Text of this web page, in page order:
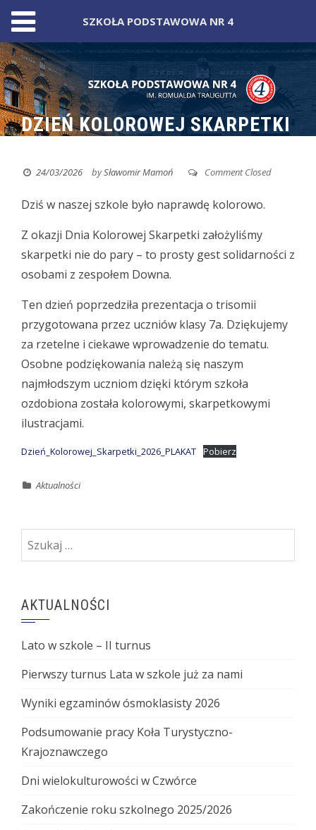
Skip
to
content
DZIEŃ KOLOROWEJ SKARPETKI
24/03/2026 bySławomir Mamoń Comment Closed
Dziś w naszej szkole było naprawdę kolorowo.
Z okazji Dnia Kolorowej Skarpetki założyliśmy
skarpetki nie do pary – to prosty gest solidarności z
osobami z zespołem Downa.
Ten dzień poprzedziła prezentacja o trisomii
przygotowana przez uczniów klasy 7a. Dziękujemy
za rzetelne i ciekawe wprowadzenie do tematu.
Osobne podziękowania należą się naszym
najmłodszym uczniom dzięki którym szkoła
ozdobiona została kolorowymi, skarpetkowymi
ilustracjami.
Dzień_Kolorowej_Skarpetki_2026_PLAKAT Pobierz
Aktualności
Szukaj:
AKTUALNOŚCI
Lato w szkole – II turnus
Pierwszy turnus Lata w szkole już za nami
Wyniki egzaminów ósmoklasisty 2026
Podsumowanie pracy Koła Turystyczno-
Krajoznawczego
Dni wielokulturowości w Czwórce
Zakończenie roku szkolnego 2025/2026
SZKOŁA PODSTAWOWA NR 4